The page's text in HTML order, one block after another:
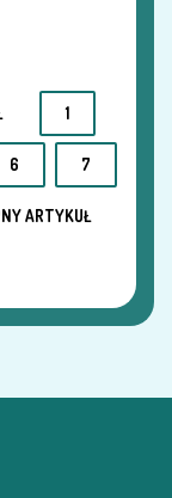
1
6 7
ARTYKUŁ